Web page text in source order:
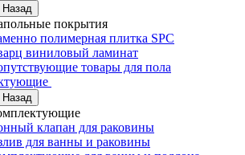
Назад
покрытия
полимерная плитка SPC
виниловый ламинат
товары для пола
Назад
клапан для раковины
для ванны и раковины